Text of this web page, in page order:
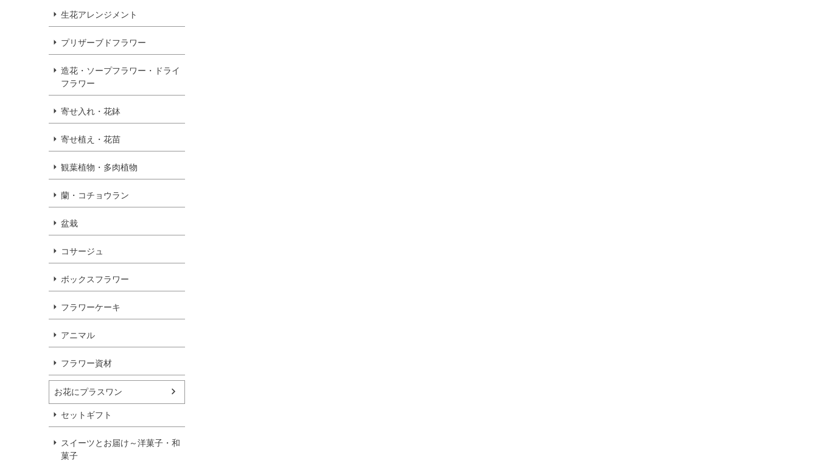
生花アレンジメント
プリザーブドフラワー
造花・ソープフラワー・ドライ
フラワー
寄せ入れ・花鉢
寄せ植え・花苗
観葉植物・多肉植物
蘭・コチョウラン
盆栽
コサージュ
ボックスフラワー
フラワーケーキ
アニマル
フラワー資材
お花にプラスワン
セットギフト
スイーツとお届け～洋菓子・和
菓子